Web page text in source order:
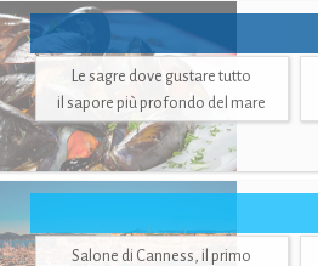
Le sagre dove gustare tutto
il sapore più profondo del mare
Salone di Canness, il primo